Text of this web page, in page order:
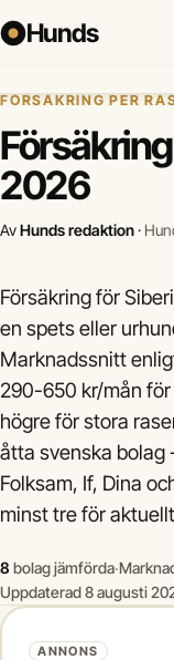
Hunds
Försäkring
FÖRSÄKRING PER
2026
AvHunds redaktion·
Försäkring för
en spets eller
Marknadssnitt
290-650 kr/mån
högre för stora
åtta svenska bolag
Folksam, If, Dina
minst tre för
8 bolag jämförda·
Uppdaterad 8 augusti
ANNONS